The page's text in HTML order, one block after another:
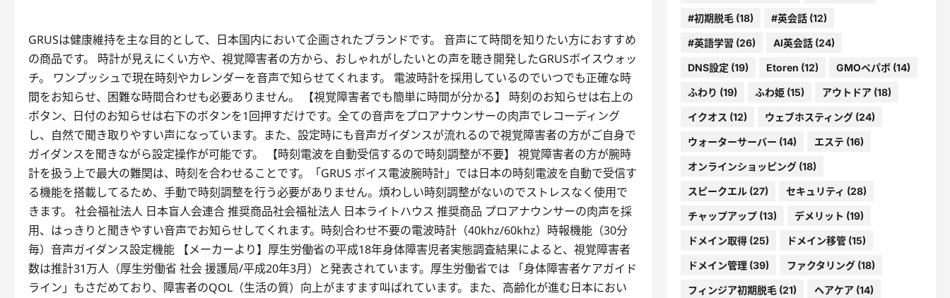
GRUSは健康維持を主な目的として、日本国内において企画されたブランドです。 音声にて時間を知りたい方におすすめ
の商品です。 時計が見えにくい方や、視覚障害者の方から、おしゃれがしたいとの声を聴き開発したGRUSボイスウォッ
チ。 ワンプッシュで現在時刻やカレンダーを音声で知らせてくれます。 電波時計を採用しているのでいつでも正確な時
間をお知らせ、困難な時間合わせも必要ありません。 【視覚障害者でも簡単に時間が分かる】 時刻のお知らせは右上の
ボタン、日付のお知らせは右下のボタンを1回押すだけです。全ての音声をプロアナウンサーの肉声でレコーディング
し、自然で聞き取りやすい声になっています。また、設定時にも音声ガイダンスが流れるので視覚障害者の方がご自身で
ガイダンスを聞きながら設定操作が可能です。 【時刻電波を自動受信するので時刻調整が不要】 視覚障害者の方が腕時
計を扱う上で最大の難関は、時刻を合わせることです。「GRUS ボイス電波腕時計」では日本の時刻電波を自動で受信す
る機能を搭載してるため、手動で時刻調整を行う必要がありません。煩わしい時刻調整がないのでストレスなく使用で
きます。 社会福祉法人 日本盲人会連合 推奨商品社会福祉法人 日本ライトハウス 推奨商品 プロアナウンサーの肉声を採
用、はっきりと聞きやすい音声でお知らせしてくれます。時刻合わせ不要の電波時計（40khz/60khz）時報機能（30分
毎）音声ガイダンス設定機能 【メーカーより】厚生労働省の平成18年身体障害児者実態調査結果によると、視覚障害者
数は推計31万人（厚生労働省 社会 援護局/平成20年3月）と発表されています。厚生労働省では 「身体障害者ケアガイド
ライン」もさだめており、障害者のQOL（生活の質）向上がますます叫ばれています。また、高齢化が進む日本におい
#初期脱毛(18) #英会話(12)
#英語学習 (26) AI英会話(24)
DNS設定 (19) Etoren (12) GMOペパボ(14)
ふわり (19) ふわ姫(15) アウトドア(18)
イクオス (12) ウェブホスティング(24)
ウォーターサーバー (14) エステ (16)
オンラインショッピング(18)
スピークエル(27) セキュリティ (28)
チャップアップ(13) デメリット (19)
ドメイン取得(25) ドメイン移管(15)
ドメイン管理(39) ファクタリング(18)
フィンジア初期脱毛(21) ヘアケア(14)